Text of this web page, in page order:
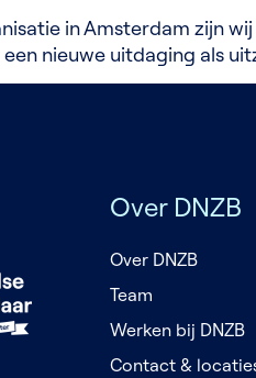
in Amsterdam zijn
nieuwe uitdaging als
Over DNZB
Over DNZB
Team
Werken bij DNZB
Contact &